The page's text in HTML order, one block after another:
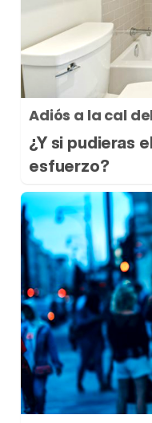
Adiós a la cal
¿Y si pudieras
esfuerzo?